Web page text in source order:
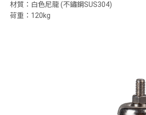
材質：白色尼龍 (不鏽鋼SUS304)
荷重：120kg